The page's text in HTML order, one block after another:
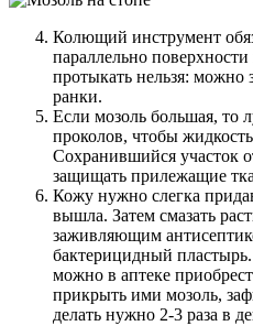
Колющий инструмент
параллельно
протыкать нельзя: можно
ранки.
Если мозоль большая, то
проколов, чтобы
Сохранившийся участок
защищать прилежащие
Кожу нужно слегка
вышла. Затем смазать
заживляющим
бактерицидный
можно в аптеке
прикрыть ими мозоль,
делать нужно 2-3 раза в